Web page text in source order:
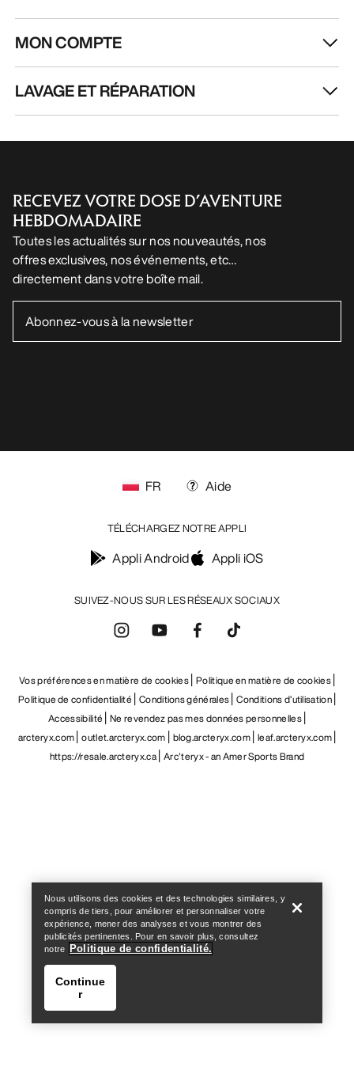
MON COMPTE
LAVAGE ET RÉPARATION
RECEVEZ VOTRE DOSE D’AVENTURE
HEBDOMADAIRE
Toutes les actualités sur nos nouveautés, nos
offres exclusives, nos événements, etc…
directement dans votre boîte mail.
SUIVEZ-NOUS SUR LES RÉSEAUX SOCIAUX
FR Aide
TÉLÉCHARGEZ NOTRE APPLI
Appli Android Appli iOS
Vos préférences en matière de cookies Politique en matière de cookies
Politique de confidentialité Conditions générales Conditions d’utilisation
Accessibilité Ne revendez pas mes données personnelles
arcteryx.com outlet.arcteryx.com blog.arcteryx.com leaf.arcteryx.com
https://resale.arcteryx.ca Arc'teryx - an Amer Sports Brand
Nous utilisons des cookies et des technologies similaires, y
compris de tiers, pour améliorer et personnaliser votre
expérience, mener des analyses et vous montrer des
publicités pertinentes. Pour en savoir plus, consultez
notre
Politique de confidentialité.
Continue
r